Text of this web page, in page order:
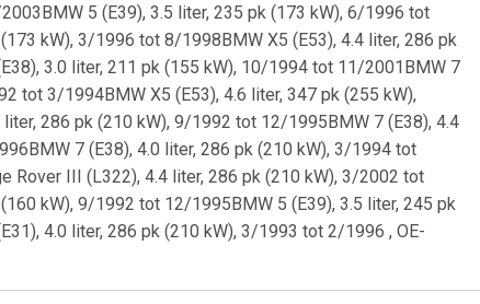
5 (E39), 3.5 liter, 235 pk (173 kW), 6/1996 tot
kW), 3/1996 tot 8/1998BMW X5 (E53), 4.4 liter, 286 pk
3.0 liter, 211 pk (155 kW), 10/1994 tot 11/2001BMW 7
tot 3/1994BMW X5 (E53), 4.6 liter, 347 pk (255 kW),
286 pk (210 kW), 9/1992 tot 12/1995BMW 7 (E38), 4.4
7 (E38), 4.0 liter, 286 pk (210 kW), 3/1994 tot
Rover III (L322), 4.4 liter, 286 pk (210 kW), 3/2002 tot
kW), 9/1992 tot 12/1995BMW 5 (E39), 3.5 liter, 245 pk
4.0 liter, 286 pk (210 kW), 3/1993 tot 2/1996 , OE-